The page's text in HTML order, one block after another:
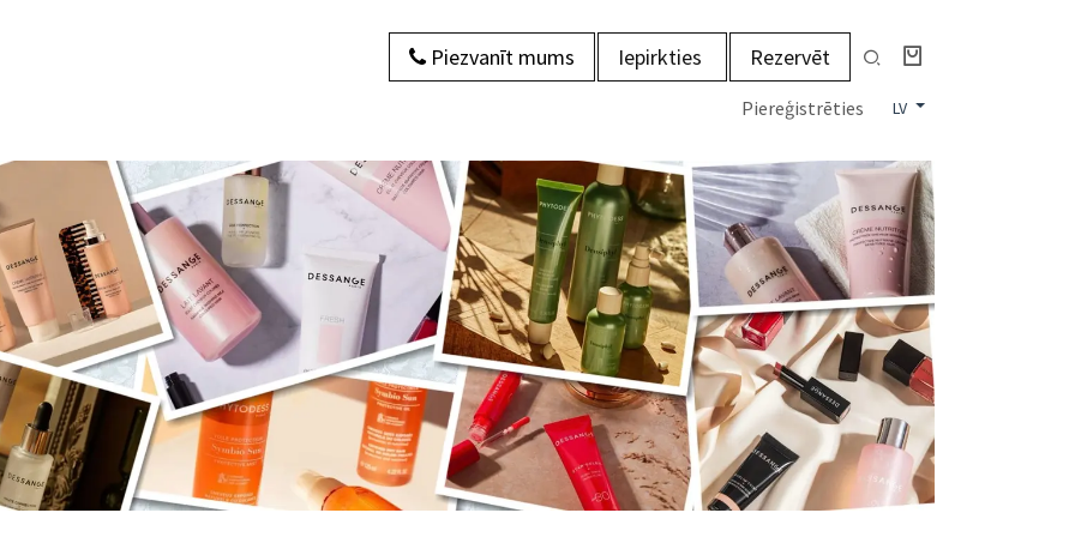
Blogs
Piezvanīt mums Iepirkties Rezervēt
Piereģistrēties LV